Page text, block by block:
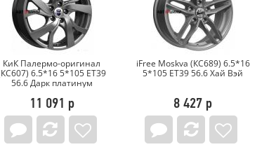
iFree Moskva (КС689) 6.5*16
5*105 ET39 56.6 Хай Вэй
8 427 р
ТЗСК Chevrolet Cruze 6.5*16
5*105 ET39 56.6 Черный
3 926 р